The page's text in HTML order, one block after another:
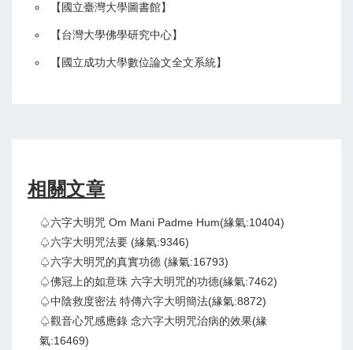
【 國立臺灣大學圖書館】
【台灣大學佛學研究中心】
【 國立成功大學數位論文全文系統】
相關文章
♤六字大明咒 Om Mani Padme Hum(緣氣:10404)
♤六字大明咒法要 (緣氣:9346)
♤六字大明咒的真實功德 (緣氣:16793)
♤佛冠上的如意珠 六字大明咒的功德(緣氣:7462)
♤中陰救度密法 特傳六字大明簡法(緣氣:8872)
♤觀音心咒感應錄 念六字大明咒治病的效果(緣
氣:16469)